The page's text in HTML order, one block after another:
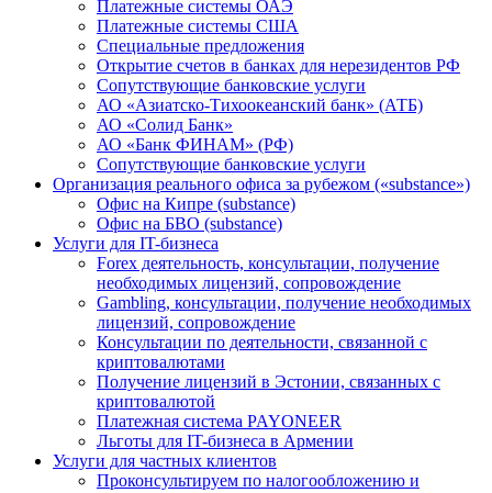
Платежные системы ОАЭ
Платежные системы США
Специальные предложения
Открытие счетов в банках для нерезидентов РФ
Сопутствующие банковские услуги
АО «Азиатско-Тихоокеанский банк» (АТБ)
АО «Солид Банк»
АО «Банк ФИНАМ» (РФ)
Сопутствующие банковские услуги
Организация реального офиса за рубежом («substance»)
Офис на Кипре (substance)
Офис на БВО (substance)
Услуги для IT-бизнеса
Forex деятельность, консультации, получение
необходимых лицензий, сопровождение
Gambling, консультации, получение необходимых
лицензий, сопровождение
Консультации по деятельности, связанной с
криптовалютами
Получение лицензий в Эстонии, связанных с
криптовалютой
Платежная система PAYONEER
Льготы для IT-бизнеса в Армении
Услуги для частных клиентов
Проконсультируем по налогообложению и